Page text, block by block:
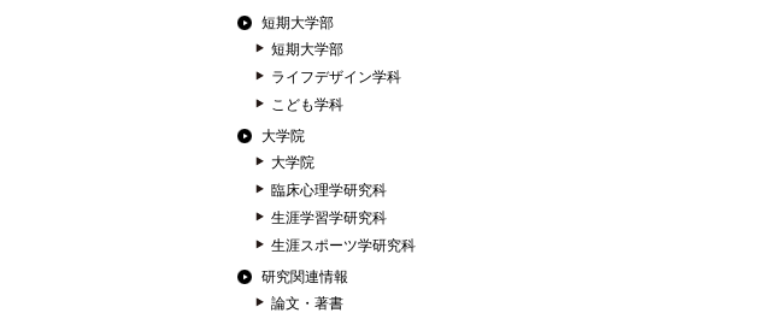
短期大学部
短期大学部
ライフデザイン学科
こども学科
大学院
大学院
臨床心理学研究科
生涯学習学研究科
生涯スポーツ学研究科
研究関連情報
論文・著書